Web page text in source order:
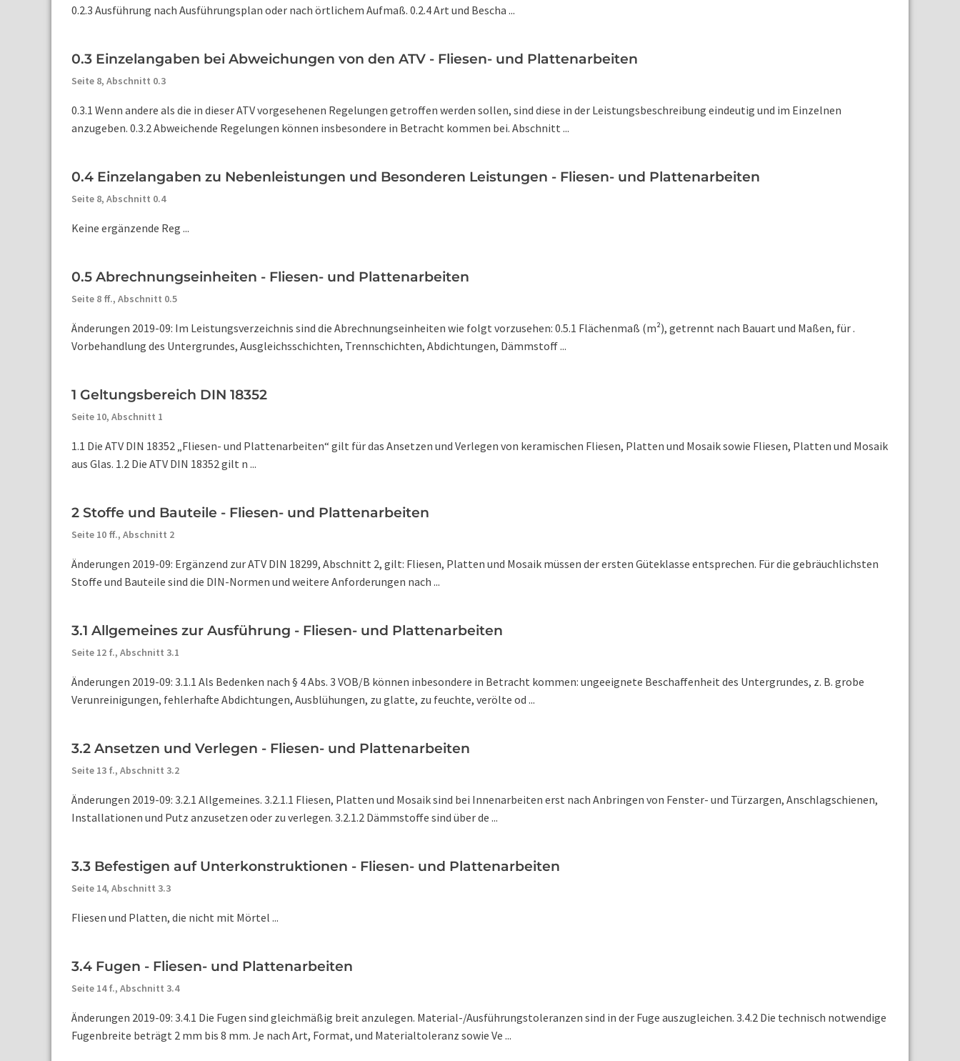
0.2.3 Ausführung nach Ausführungsplan oder nach örtlichem Aufmaß. 0.2.4 Art und Bescha ...
0.3 Einzelangaben bei Abweichungen von den ATV - Fliesen- und Plattenarbeiten
Seite 8, Abschnitt 0.3
0.3.1 Wenn andere als die in dieser ATV vorgesehenen Regelungen getroffen werden sollen, sind diese in der Leistungsbeschreibung eindeutig und im Einzelnen
anzugeben. 0.3.2 Abweichende Regelungen können insbesondere in Betracht kommen bei. Abschnitt ...
0.4 Einzelangaben zu Nebenleistungen und Besonderen Leistungen - Fliesen- und Plattenarbeiten
Seite 8, Abschnitt 0.4
Keine ergänzende Reg ...
0.5 Abrechnungseinheiten - Fliesen- und Plattenarbeiten
Seite 8 ff., Abschnitt 0.5
Änderungen 2019-09: Im Leistungsverzeichnis sind die Abrechnungseinheiten wie folgt vorzusehen: 0.5.1 Flächenmaß (m²), getrennt nach Bauart und Maßen, für .
Vorbehandlung des Untergrundes, Ausgleichsschichten, Trennschichten, Abdichtungen, Dämmstoff ...
1 Geltungsbereich DIN 18352
Seite 10, Abschnitt 1
1.1 Die ATV DIN 18352 „Fliesen- und Plattenarbeiten“ gilt für das Ansetzen und Verlegen von keramischen Fliesen, Platten und Mosaik sowie Fliesen, Platten und Mosaik
aus Glas. 1.2 Die ATV DIN 18352 gilt n ...
2 Stoffe und Bauteile - Fliesen- und Plattenarbeiten
Seite 10 ff., Abschnitt 2
Änderungen 2019-09: Ergänzend zur ATV DIN 18299, Abschnitt 2, gilt: Fliesen, Platten und Mosaik müssen der ersten Güteklasse entsprechen. Für die gebräuchlichsten
Stoffe und Bauteile sind die DIN-Normen und weitere Anforderungen nach ...
3.1 Allgemeines zur Ausführung - Fliesen- und Plattenarbeiten
Seite 12 f., Abschnitt 3.1
Änderungen 2019-09: 3.1.1 Als Bedenken nach § 4 Abs. 3 VOB/B können inbesondere in Betracht kommen: ungeeignete Beschaffenheit des Untergrundes, z. B. grobe
Verunreinigungen, fehlerhafte Abdichtungen, Ausblühungen, zu glatte, zu feuchte, verölte od ...
3.2 Ansetzen und Verlegen - Fliesen- und Plattenarbeiten
Seite 13 f., Abschnitt 3.2
Änderungen 2019-09: 3.2.1 Allgemeines. 3.2.1.1 Fliesen, Platten und Mosaik sind bei Innenarbeiten erst nach Anbringen von Fenster- und Türzargen, Anschlagschienen,
Installationen und Putz anzusetzen oder zu verlegen. 3.2.1.2 Dämmstoffe sind über de ...
3.3 Befestigen auf Unterkonstruktionen - Fliesen- und Plattenarbeiten
Seite 14, Abschnitt 3.3
Fliesen und Platten, die nicht mit Mörtel ...
3.4 Fugen - Fliesen- und Plattenarbeiten
Seite 14 f., Abschnitt 3.4
Änderungen 2019-09: 3.4.1 Die Fugen sind gleichmäßig breit anzulegen. Material-/Ausführungstoleranzen sind in der Fuge auszugleichen. 3.4.2 Die technisch notwendige
Fugenbreite beträgt 2 mm bis 8 mm. Je nach Art, Format, und Materialtoleranz sowie Ve ...